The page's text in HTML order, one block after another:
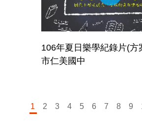
106年夏日樂學紀錄片(方
市仁美國中
1 2 3 4 5 6 7 8 9